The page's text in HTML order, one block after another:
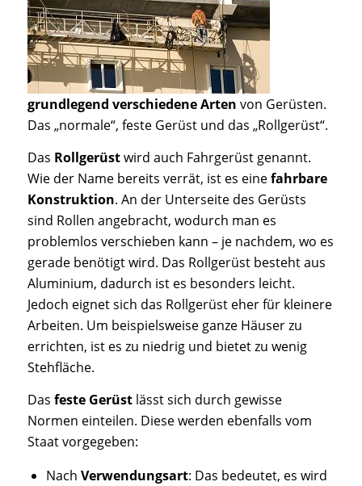
grundlegend verschiedene Arten von Gerüsten.
Das „normale“, feste Gerüst und das „Rollgerüst“.
Das Rollgerüstwird auch Fahrgerüst genannt.
Wie der Name bereits verrät, ist es einefahrbare
Konstruktion. An der Unterseite des Gerüsts
sind Rollen angebracht, wodurch man es
problemlos verschieben kann – je nachdem, wo es
gerade benötigt wird. Das Rollgerüst besteht aus
Aluminium, dadurch ist es besonders leicht.
Jedoch eignet sich das Rollgerüst eher für kleinere
Arbeiten. Um beispielsweise ganze Häuser zu
errichten, ist es zu niedrig und bietet zu wenig
Stehfläche.
Das feste Gerüstlässt sich durch gewisse
Normen einteilen. Diese werden ebenfalls vom
Staat vorgegeben:
Nach Verwendungsart: Das bedeutet, es wird